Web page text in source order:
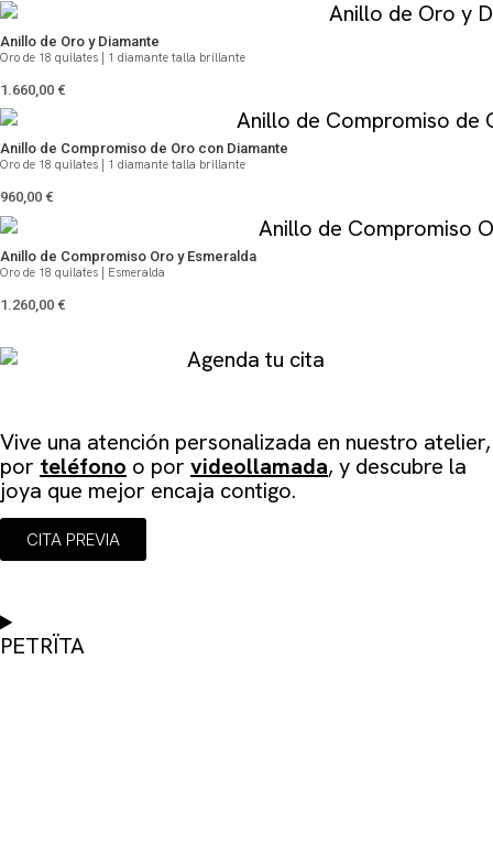
Anillo de Oro y Diamante
Oro de 18 quilates | 1 diamante talla brillante
1.660,00 €
Anillo de Compromiso de Oro con Diamante
Oro de 18 quilates | 1 diamante talla brillante
960,00 €
Anillo de Compromiso Oro y Esmeralda
Oro de 18 quilates | Esmeralda
1.260,00 €
Vive una atención personalizada en nuestro atelier,
por teléfono o por videollamada, y descubre la
joya que mejor encaja contigo.
CITA PREVIA
PETRÏTA